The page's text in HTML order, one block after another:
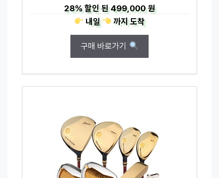
28%할인 된499,000 원
내일
까지도착
구매 바로가기